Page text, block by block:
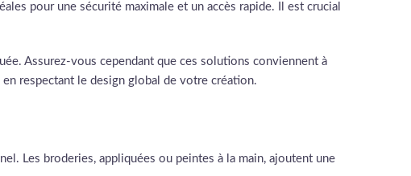
pour une sécurité maximale et un accès rapide. Il est crucial
Assurez-vous cependant que ces solutions conviennent à
respectant le design global de votre création.
Les broderies, appliquées ou peintes à la main, ajoutent une